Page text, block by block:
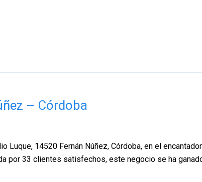
– Córdoba
Luque, 14520 Fernán Núñez, Córdoba, en el
por 33 clientes satisfechos, este negocio se ha